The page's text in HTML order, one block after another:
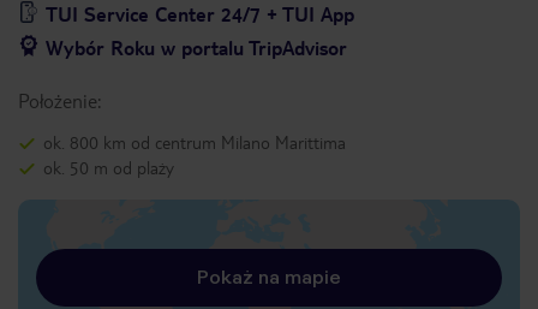
TUI Service Center 24/7 + TUI App
Wybór Roku w portalu TripAdvisor
Położenie:
ok. 800 km od centrum Milano Marittima
ok. 50 m od plaży
Pokaż na mapie